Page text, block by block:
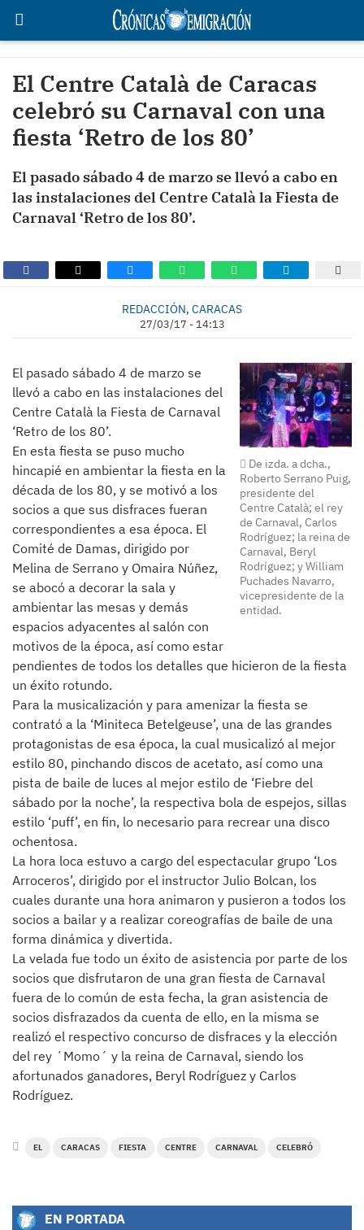
El Centre Català de Caracas
celebró su Carnaval con una
fiesta ‘Retro de los 80’
El pasado sábado 4 de marzo se llevó a cabo en
las instalaciones del Centre Català la Fiesta de
Carnaval ‘Retro de los 80’.
REDACCIÓN, CARACAS
27/03/17 - 14:13
De izda. a dcha.,
Roberto Serrano Puig,
presidente del
Centre Català; el rey
de Carnaval, Carlos
Rodríguez; la reina de
Carnaval, Beryl
Rodríguez; y William
Puchades Navarro,
vicepresidente de la
entidad.
El pasado sábado 4 de marzo se
llevó a cabo en las instalaciones del
Centre Català la Fiesta de Carnaval
‘Retro de los 80’.
En esta fiesta se puso mucho
hincapié en ambientar la fiesta en la
década de los 80, y se motivó a los
socios a que sus disfraces fueran
correspondientes a esa época. El
Comité de Damas, dirigido por
Melina de Serrano y Omaira Núñez,
se abocó a decorar la sala y
ambientar las mesas y demás
espacios adyacentes al salón con
motivos de la época, así como estar
pendientes de todos los detalles que hicieron de la fiesta
un éxito rotundo.
Para la musicalización y para amenizar la fiesta se
contrató a la ‘Miniteca Betelgeuse’, una de las grandes
protagonistas de esa época, la cual musicalizó al mejor
estilo 80, pinchando discos de acetato, así como una
pista de baile de luces al mejor estilo de ‘Fiebre del
sábado por la noche’, la respectiva bola de espejos, sillas
estilo ‘puff’, en fin, lo necesario para recrear una disco
ochentosa.
La hora loca estuvo a cargo del espectacular grupo ‘Los
Arroceros’, dirigido por el instructor Julio Bolcan, los
cuales durante una hora animaron y pusieron a todos los
socios a bailar y a realizar coreografías de baile de una
forma dinámica y divertida.
La velada fue todo un éxito de asistencia por parte de los
socios que disfrutaron de una gran fiesta de Carnaval
fuera de lo común de esta fecha, la gran asistencia de
socios disfrazados da cuenta de ello, en la misma se
realizó el respectivo concurso de disfraces y la elección
del rey ´Momo´ y la reina de Carnaval, siendo los
afortunados ganadores, Beryl Rodríguez y Carlos
Rodríguez.
EL CARACAS FIESTA CENTRE CARNAVAL CELEBRÓ
EN PORTADA